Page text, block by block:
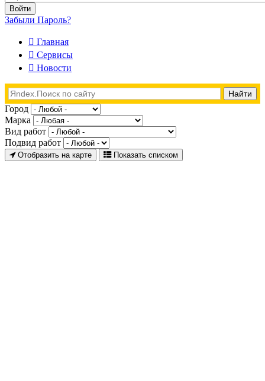
Забыли Пароль?
Главная
Сервисы
Новости
Город
Марка
Вид работ
Подвид работ
Отобразить на карте Показать списком